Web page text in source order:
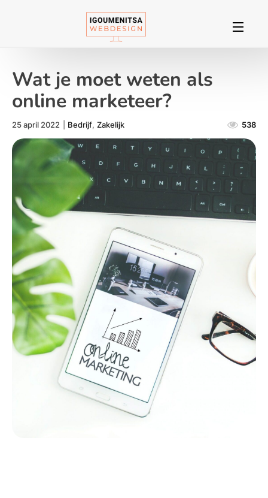
Wat je moet weten als
online marketeer?
25 april 2022 Bedrijf,Zakelijk 538